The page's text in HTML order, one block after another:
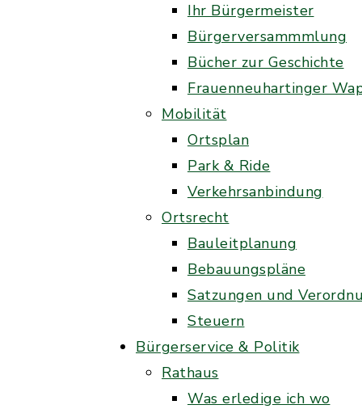
Ihr Bürgermeister
Bürgerversammmlung
Bücher zur Geschichte
Frauenneuhartinger
Mobilität
Ortsplan
Park & Ride
Verkehrsanbindung
Ortsrecht
Bauleitplanung
Bebauungspläne
Satzungen und
Steuern
Bürgerservice & Politik
Rathaus
Was erledige ich wo